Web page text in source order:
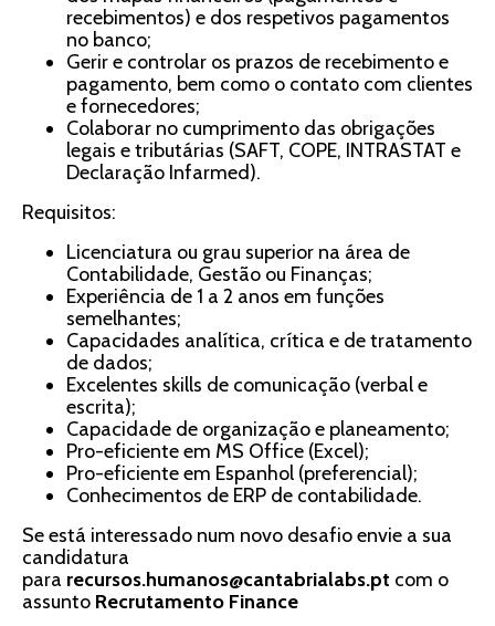
recebimentos) e dos respetivos pagamentos
no banco;
Gerir e controlar os prazos de recebimento e
pagamento, bem como o contato com clientes
e fornecedores;
Colaborar no cumprimento das obrigações
legais e tributárias (SAFT, COPE, INTRASTAT e
Declaração Infarmed).
Requisitos:
Licenciatura ou grau superior na área de
Contabilidade, Gestão ou Finanças;
Experiência de 1 a 2 anos em funções
semelhantes;
Capacidades analítica, crítica e de tratamento
de dados;
Excelentes skills de comunicação (verbal e
escrita);
Capacidade de organização e planeamento;
Pro-eficiente em MS Office (Excel);
Pro-eficiente em Espanhol (preferencial);
Conhecimentos de ERP de contabilidade.
Se está interessado num novo desafio envie a sua
candidatura
para recursos.humanos@cantabrialabs.pt com o
assunto Recrutamento Finance